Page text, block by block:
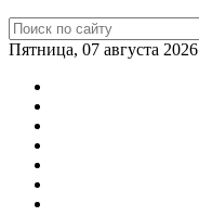
Пятница, 07 августа 2026